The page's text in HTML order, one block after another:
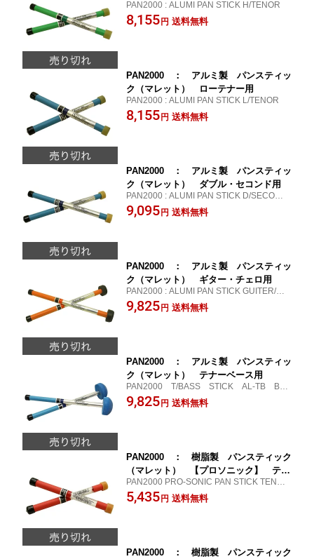
PAN2000 : ALUMI PAN STICK H/TENOR
8,155 円 送料無料
PAN2000 ： アルミ製 パンスティッ
ク（マレット） ローテナー用
PAN2000 : ALUMI PAN STICK L/TENOR
8,155 円 送料無料
PAN2000 ： アルミ製 パンスティッ
ク（マレット） ダブル・セコンド用
PAN2000 : ALUMI PAN STICK D/SECOND
9,095 円 送料無料
PAN2000 ： アルミ製 パンスティッ
ク（マレット） ギター・チェロ用
PAN2000 : ALUMI PAN STICK GUITER/CE
LLO
9,825 円 送料無料
PAN2000 ： アルミ製 パンスティッ
ク（マレット） テナーベース用
PAN2000 T/BASS STICK AL-TB BLU
E
9,825 円 送料無料
PAN2000 ： 樹脂製 パンスティック
（マレット） 【プロソニック】 テナ
ー用
PAN2000 PRO-SONIC PAN STICK TENOR
LW-X3
5,435 円 送料無料
PAN2000 ： 樹脂製 パンスティック